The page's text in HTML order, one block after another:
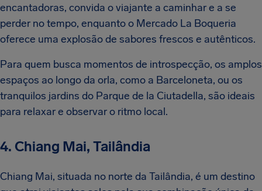
encantadoras, convida o viajante a caminhar e a se
perder no tempo, enquanto o Mercado La Boqueria
oferece uma explosão de sabores frescos e autênticos.
Para quem busca momentos de introspecção, os amplos
espaços ao longo da orla, como a Barceloneta, ou os
tranquilos jardins do Parque de la Ciutadella, são ideais
para relaxar e observar o ritmo local.
4. Chiang Mai, Tailândia
Chiang Mai, situada no norte da Tailândia, é um destino